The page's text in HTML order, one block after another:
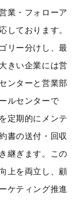
業・フォローア
しております。
リー分けし、最
きい企業には営
ンターと営業部
ルセンターで
定期的にメンテ
書の送付・回収
継ぎます。この
上を両立し、顧
ケティング推進